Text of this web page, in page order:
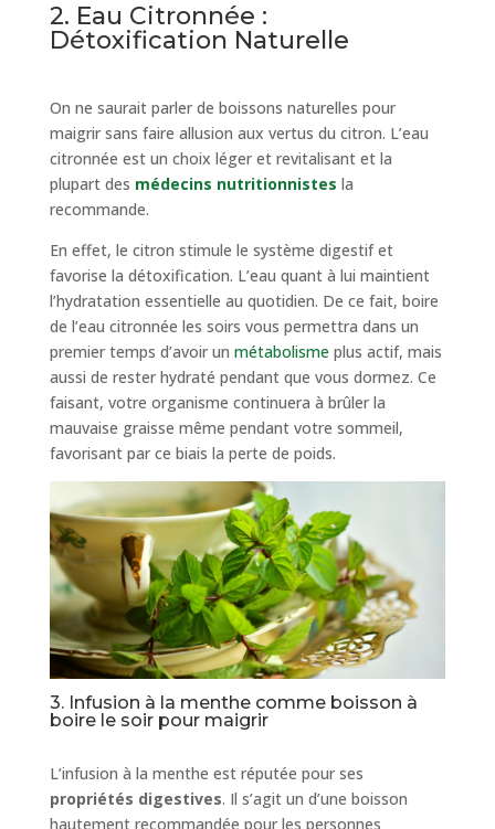
2. Eau Citronnée :
Détoxification Naturelle
On ne saurait parler de boissons naturelles pour
maigrir sans faire allusion aux vertus du citron. L’eau
citronnée est un choix léger et revitalisant et la
plupart des médecins nutritionnistes la
recommande.
En effet, le citron stimule le système digestif et
favorise la détoxification. L’eau quant à lui maintient
l’hydratation essentielle au quotidien. De ce fait, boire
de l’eau citronnée les soirs vous permettra dans un
premier temps d’avoir un métabolisme plus actif, mais
aussi de rester hydraté pendant que vous dormez. Ce
faisant, votre organisme continuera à brûler la
mauvaise graisse même pendant votre sommeil,
favorisant par ce biais la perte de poids.
3. Infusion à la menthe comme boisson à
boire le soir pour maigrir
L’infusion à la menthe est réputée pour ses
propriétés digestives. Il s’agit un d’une boisson
hautement recommandée pour les personnes